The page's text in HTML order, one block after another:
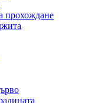
прохождане